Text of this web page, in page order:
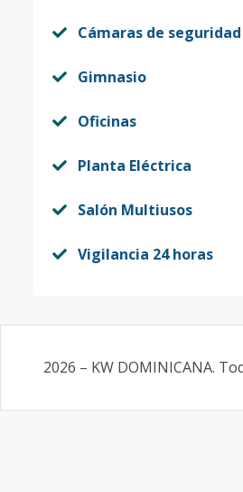
Cámaras de seguridad
Gimnasio
Oficinas
Planta Eléctrica
Salón Multiusos
Vigilancia 24 horas
2026 – KW DOMINICANA.